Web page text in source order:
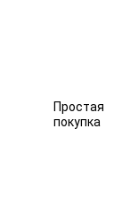
Простая
покупка